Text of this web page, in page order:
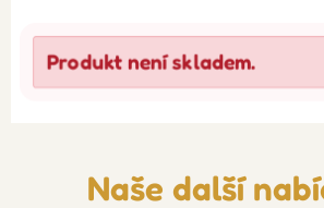
Produkt není skladem.
Naše další